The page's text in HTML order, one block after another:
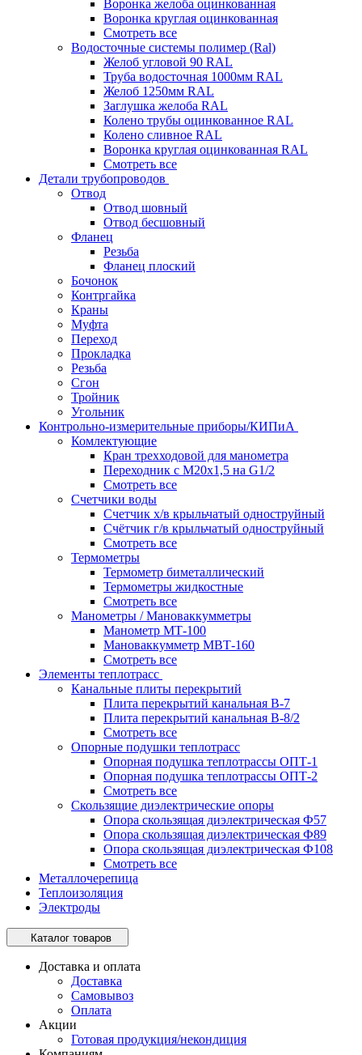
Воронка желоба оцинкованная
Воронка круглая оцинкованная
Смотреть все
Водосточные системы полимер (Ral)
Желоб угловой 90 RAL
Труба водосточная 1000мм RAL
Желоб 1250мм RAL
Заглушка желоба RAL
Колено трубы оцинкованное RAL
Колено сливное RAL
Воронка круглая оцинкованная RAL
Смотреть все
Детали трубопроводов
Отвод
Отвод шовный
Отвод бесшовный
Фланец
Резьба
Фланец плоский
Бочонок
Контргайка
Краны
Муфта
Переход
Прокладка
Резьба
Сгон
Тройник
Угольник
Контрольно-измерительные приборы/КИПиА
Комлектующие
Кран трехходовой для манометра
Переходник с М20х1,5 на G1/2
Смотреть все
Счетчики воды
Счетчик х/в крыльчатый одноструйный
Счётчик г/в крыльчатый одноструйный
Смотреть все
Термометры
Термометр биметаллический
Термометры жидкостные
Смотреть все
Манометры / Мановаккумметры
Манометр МТ-100
Мановаккумметр МВТ-160
Смотреть все
Элементы теплотрасс
Канальные плиты перекрытий
Плита перекрытий канальная В-7
Плита перекрытий канальная В-8/2
Смотреть все
Опорные подушки теплотрасс
Опорная подушка теплотрассы ОПТ-1
Опорная подушка теплотрассы ОПТ-2
Смотреть все
Скользящие диэлектрические опоры
Опора скользящая диэлектрическая Ф57
Опора скользящая диэлектрическая Ф89
Опора скользящая диэлектрическая Ф108
Смотреть все
Металлочерепица
Теплоизоляция
Электроды
Каталог товаров
Доставка и оплата
Доставка
Самовывоз
Оплата
Акции
Готовая продукция/некондиция